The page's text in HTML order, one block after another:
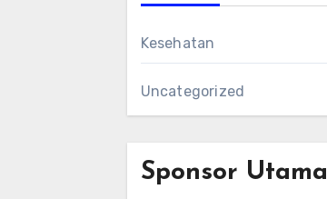
Kesehatan
Uncategorized
Sponsor Utama